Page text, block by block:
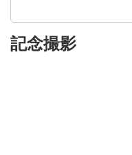
記念撮影